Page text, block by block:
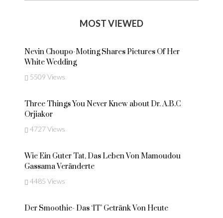
MOST VIEWED
Nevin Choupo-Moting Shares Pictures Of Her
White Wedding
5509 Views
Three Things You Never Knew about Dr. A.B.C
Orjiakor
4727 Views
Wie Ein Guter Tat, Das Leben Von Mamoudou
Gassama Veränderte
4485 Views
Der Smoothie- Das ‘IT’ Getränk Von Heute